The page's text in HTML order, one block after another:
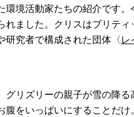
環境活動家たちの紹介です
れました。クリスはブリテ
研究者で構成された団体〈レ
グリズリーの親子が雪の降
腹をいっぱいにすることだ